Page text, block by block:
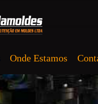
Onde Estamos